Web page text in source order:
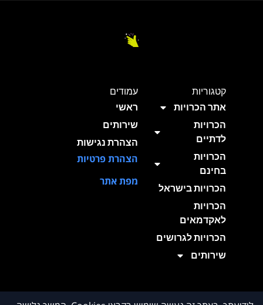
קטגוריות
אתר הכרויות
הכרויות
לדתיים
הכרויות
בחינם
הכרויות בישראל
הכרויות
לאקדמאים
הכרויות לגרושים
שירותים
עמודים
ראשי
שירותים
הצהרת נגישות
הצהרת פרטיות
מפת אתר